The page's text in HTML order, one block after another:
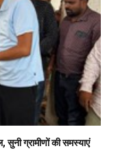
सुनी ग्रामीणों की समस्याएं